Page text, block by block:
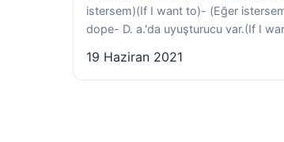
istersem)(If I want to)- (Eğer
dope- ​D. a.'da uyuşturucu var.(If I
19 Haziran 2021